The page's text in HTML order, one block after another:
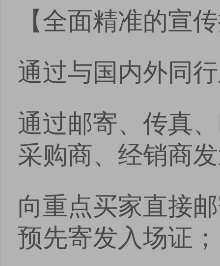
【全面精准的宣
通过与国内外同
通过邮寄、传真
采购商、经销商
向重点买家直接
预先寄发入场证；